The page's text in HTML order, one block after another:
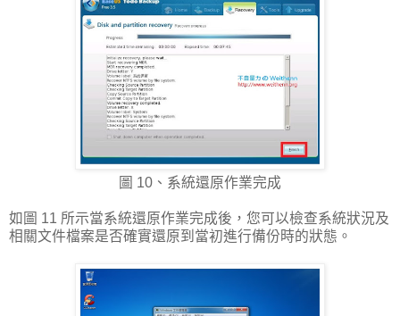
圖 10、系統還原作業完成
如圖 11 所示當系統還原作業完成後，您可以檢查系統狀況及
相關文件檔案是否確實還原到當初進行備份時的狀態。